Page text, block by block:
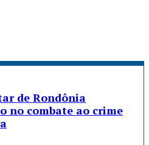
de Rondônia
no combate ao crime